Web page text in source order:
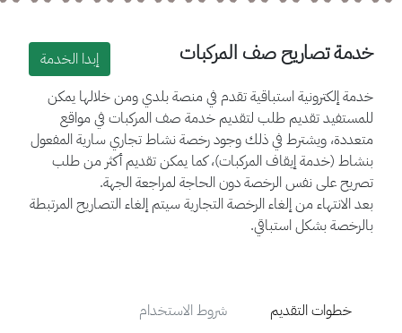
خدمة تصاريح صف المركبات
إبدا الخدمة
خدمة إلكترونية استباقية تقدم في منصة بلدي ومن خلالها يمكن
للمستفيد تقديم طلب لتقديم خدمة صف المركبات في مواقع
متعددة، ويشترط في ذلك وجود رخصة نشاط تجاري سارية المفعول
بنشاط (خدمة إيقاف المركبات)، كما يمكن تقديم أكثر من طلب
تصريح على نفس الرخصة دون الحاجة لمراجعة الجهة.
بعد الانتهاء من إلغاء الرخصة التجارية سيتم إلغاء التصاريح المرتبطة
بالرخصة بشكل استباقي.
خطوات التقديم شروط الاستخدام